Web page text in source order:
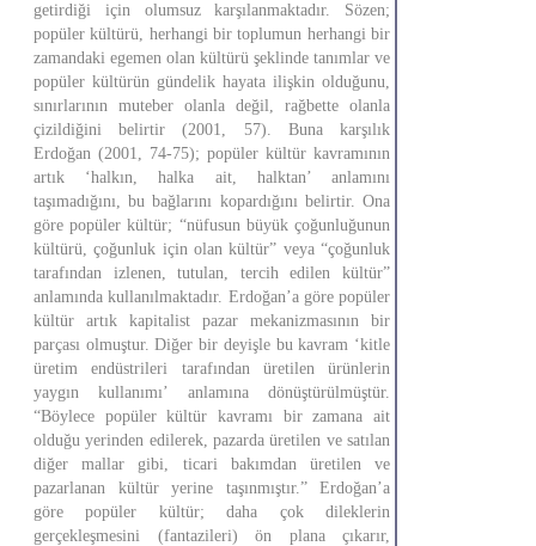
getirdiği için olumsuz karşılanmaktadır. Sözen;
popüler kültürü, herhangi bir toplumun herhangi bir
zamandaki egemen olan kültürü şeklinde tanımlar ve
popüler kültürün gündelik hayata ilişkin olduğunu,
sınırlarının muteber olanla değil, rağbette olanla
çizildiğini belirtir (2001, 57). Buna karşılık
Erdoğan (2001, 74-75); popüler kültür kavramının
artık ‘halkın, halka ait, halktan’ anlamını
taşımadığını, bu bağlarını kopardığını belirtir. Ona
göre popüler kültür; “nüfusun büyük çoğunluğunun
kültürü, çoğunluk için olan kültür” veya “çoğunluk
tarafından izlenen, tutulan, tercih edilen kültür”
anlamında kullanılmaktadır. Erdoğan’a göre popüler
kültür artık kapitalist pazar mekanizmasının bir
parçası olmuştur. Diğer bir deyişle bu kavram ‘kitle
üretim endüstrileri tarafından üretilen ürünlerin
yaygın kullanımı’ anlamına dönüştürülmüştür.
“Böylece popüler kültür kavramı bir zamana ait
olduğu yerinden edilerek, pazarda üretilen ve satılan
diğer mallar gibi, ticari bakımdan üretilen ve
pazarlanan kültür yerine taşınmıştır.” Erdoğan’a
göre popüler kültür; daha çok dileklerin
gerçekleşmesini (fantazileri) ön plana çıkarır,